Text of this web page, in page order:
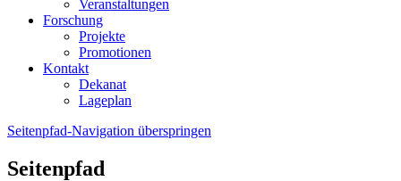
Veranstaltungen
Forschung
Projekte
Promotionen
Kontakt
Dekanat
Lageplan
Seitenpfad-Navigation überspringen
Seitenpfad